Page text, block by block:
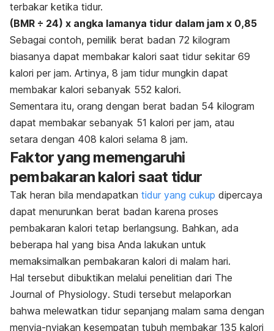
terbakar ketika tidur.
(BMR ÷ 24) x angka lamanya tidur dalam jam x 0,85
Sebagai contoh, pemilik berat badan 72 kilogram
biasanya dapat membakar kalori saat tidur sekitar 69
kalori per jam. Artinya, 8 jam tidur mungkin dapat
membakar kalori sebanyak 552 kalori.
Sementara itu, orang dengan berat badan 54 kilogram
dapat membakar sebanyak 51 kalori per jam, atau
setara dengan 408 kalori selama 8 jam.
Faktor yang memengaruhi
pembakaran kalori saat tidur
Tak heran bila mendapatkan tidur yang cukup dipercaya
dapat menurunkan berat badan karena proses
pembakaran kalori tetap berlangsung. Bahkan, ada
beberapa hal yang bisa Anda lakukan untuk
memaksimalkan pembakaran kalori di malam hari.
Hal tersebut dibuktikan melalui penelitian dari The
Journal of Physiology. Studi tersebut melaporkan
bahwa melewatkan tidur sepanjang malam sama dengan
menyia-nyiakan kesempatan tubuh membakar 135 kalori